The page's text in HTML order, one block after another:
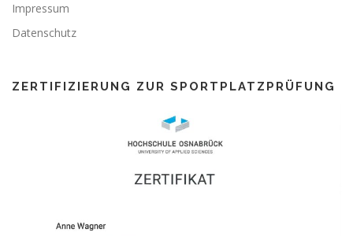
Impressum
Datenschutz
ZERTIFIZIERUNG ZUR SPORTPLATZPRÜFUNG